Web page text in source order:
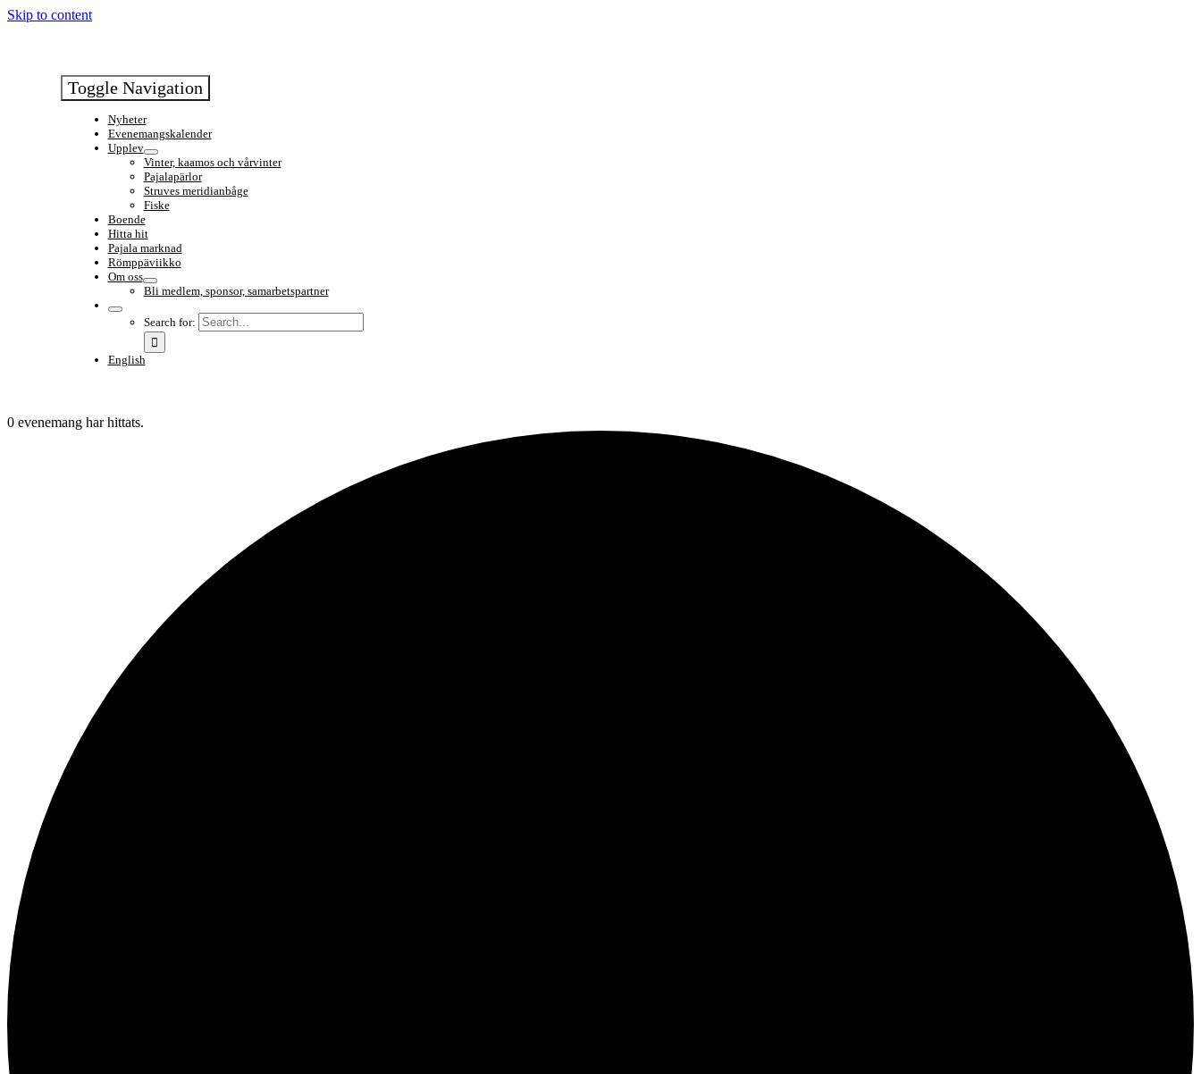
Skip to content
Toggle Navigation
Nyheter
Evenemangskalender
Upplev
Vinter, kaamos och vårvinter
Pajalapärlor
Struves meridianbåge
Fiske
Boende
Hitta hit
Pajala marknad
Römppäviikko
Om oss
Bli medlem, sponsor, samarbetspartner
Search for:
English
0 evenemang har hittats.